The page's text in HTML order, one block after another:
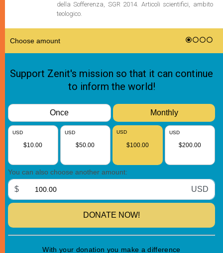
della Sofferenza, SGR 2014. Articoli scientifici, ambito
teologico.